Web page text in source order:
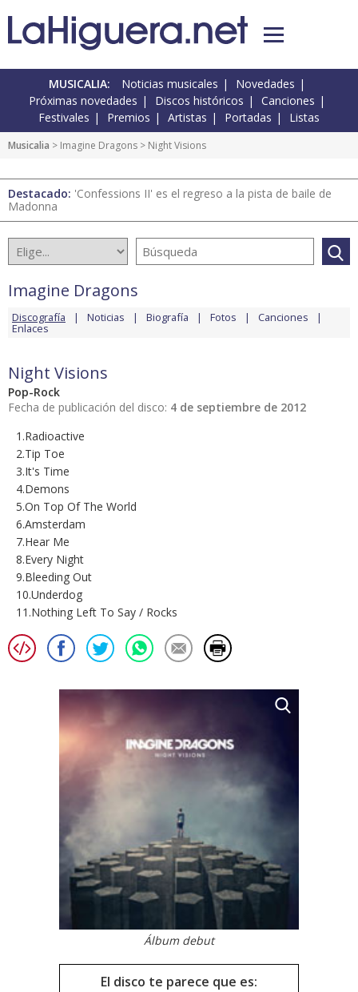
MUSICALIA: Noticias musicales
Novedades
Próximas novedades
Discos históricos
Canciones
Festivales
Premios Artistas Portadas Listas
Musicalia > Imagine Dragons > Night Visions
Destacado: 'Confessions II' es el regreso a la pista de baile de
Madonna
Imagine Dragons
Discografía Noticias Biografía Fotos Canciones
Enlaces
Night Visions
Pop-Rock
Fecha de publicación del disco: 4 de septiembre de 2012
1.Radioactive
2.Tip Toe
3.It's Time
4.Demons
5.On Top Of The World
6.Amsterdam
7.Hear Me
8.Every Night
9.Bleeding Out
10.Underdog
11.Nothing Left To Say / Rocks
Álbum debut
El disco te parece que es: